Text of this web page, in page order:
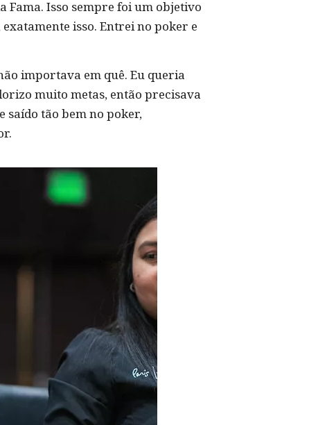
Fama. Isso sempre foi um objetivo
isso. Entrei no poker e
importava em quê. Eu queria
muito metas, então precisava
saído tão bem no poker,